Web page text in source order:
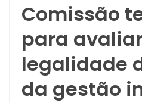
Comissão
para avaliar
legalidade
da gestão